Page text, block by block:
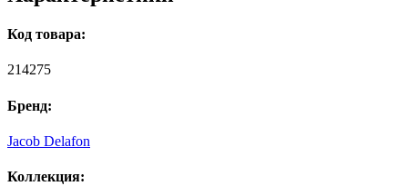
Код товара:
214275
Бренд:
Jacob Delafon
Коллекция: